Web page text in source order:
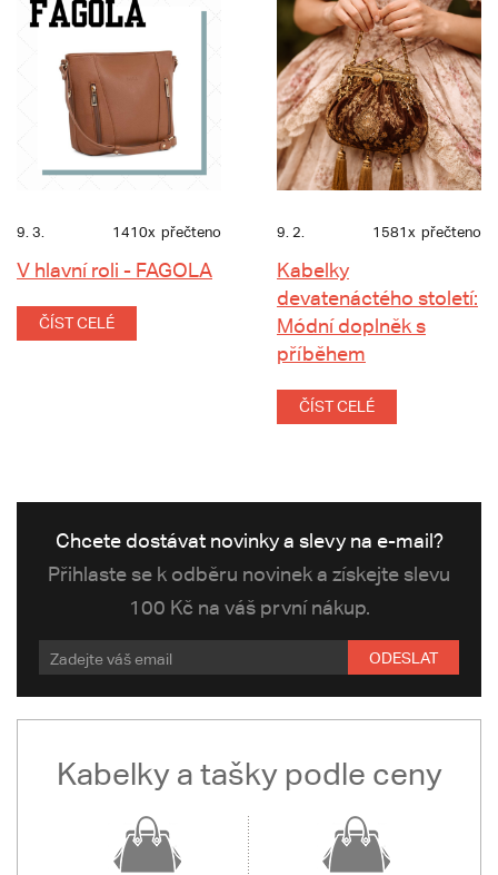
9. 3. 1410x přečteno
V hlavní roli - FAGOLA
ČÍST CELÉ
9. 2. 1581x přečteno
Kabelky
devatenáctého století:
Módní doplněk s
příběhem
ČÍST CELÉ
Chcete dostávat novinky a slevy na e-mail?
Přihlaste se k odběru novinek a získejte slevu
100 Kč na váš první nákup.
ODESLAT
Kabelky a tašky podle ceny